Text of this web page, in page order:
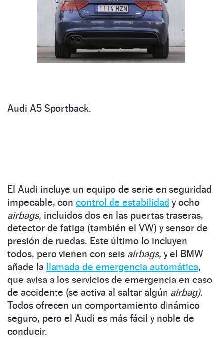
Audi A5 Sportback.
El Audi incluye un equipo de serie en seguridad
impecable, con control de estabilidad y ocho
airbags, incluidos dos en las puertas traseras,
detector de fatiga (también el VW) y sensor de
presión de ruedas. Este último lo incluyen
todos, pero vienen con seis airbags, y el BMW
añade la
llamada de emergencia automática,
que avisa a los servicios de emergencia en caso
de accidente (se activa al saltar algún airbag).
Todos ofrecen un comportamiento dinámico
seguro, pero el Audi es más fácil y noble de
conducir.